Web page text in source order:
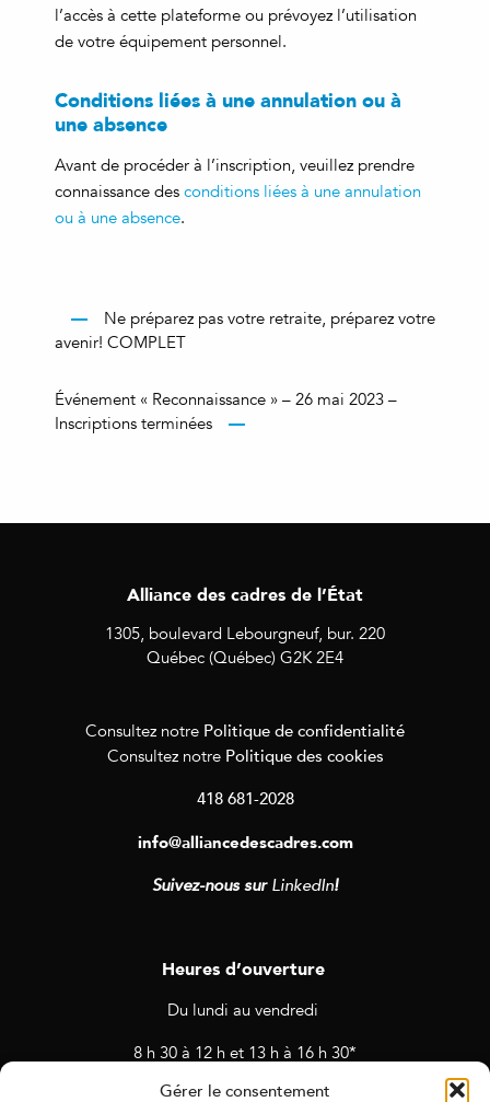
Gérer le consentement
l’accès à cette plateforme ou prévoyez l’utilisation
de votre équipement personnel.
Conditions liées à une annulation ou à
une absence
Avant de procéder à l’inscription, veuillez prendre
connaissance des conditions liées à une annulation
ou à une absence.
Ne préparez pas votre retraite, préparez votre
avenir! COMPLET
Événement « Reconnaissance » – 26 mai 2023 –
Inscriptions terminées
Alliance des cadres de l’État
1305, boulevard Lebourgneuf, bur. 220
Québec (Québec) G2K 2E4
Consultez notre Politique de confidentialité
Consultez notre Politique des cookies
418 681-2028
info@alliancedescadres.com
Suivez-nous sur LinkedIn!
Heures d’ouverture
Du lundi au vendredi
8 h 30 à 12 h et 13 h à 16 h 30*
* Horaires sujets à changement en cas de rendez-vous et